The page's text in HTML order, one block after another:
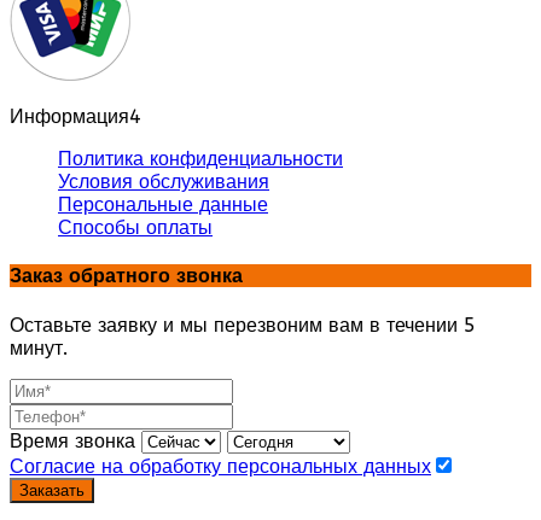
Информация4
Политика конфиденциальности
Условия обслуживания
Персональные данные
Способы оплаты
Заказ обратного звонка
Оставьте заявку и мы перезвоним вам в течении 5
минут.
Время звонка
Согласие на обработку персональных данных
Заказать